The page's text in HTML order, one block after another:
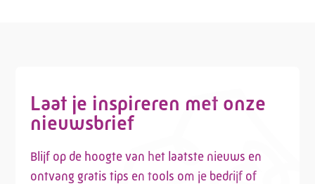
Laat je inspireren met onze
nieuwsbrief
Blijf op de hoogte van het laatste nieuws en
ontvang gratis tips en tools om je bedrijf of